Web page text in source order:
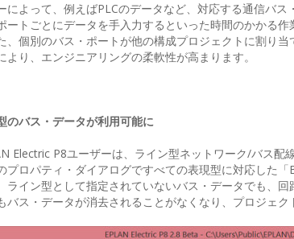
によって、例えばPLCのデータなど、対応する通信バ
ートごとにデータを手入力するといった時間のかかる
、個別のバス・ポートが他の構成プロジェクトに割り
より、エンジニアリングの柔軟性が高まります。
のバス・データが利用可能に
Electric P8ユーザーは、ライン型ネットワーク/バス
プロパティ・ダイアログですべての表現型に対応した
ライン型として指定されていないバス・データでも、
バス・データが消去されることがなくなり、プロジェク